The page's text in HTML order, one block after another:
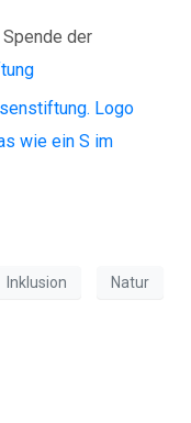
der
Inklusion Natur